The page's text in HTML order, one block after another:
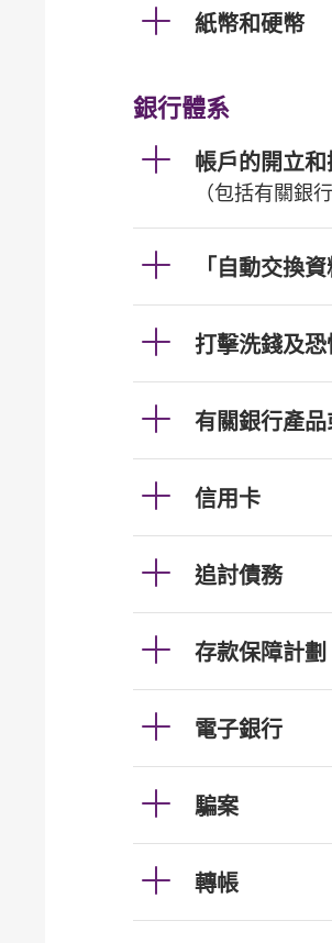
紙幣和硬幣
銀行體系
帳戶的開立和
（包括有關銀
「自動交換
打擊洗錢及
有關銀行產
信用卡
追討債務
存款保障計劃
電子銀行
騙案
轉帳